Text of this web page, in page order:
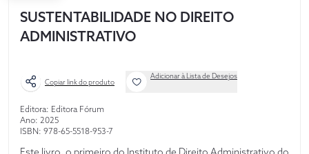
SUSTENTABILIDADE NO DIREITO
ADMINISTRATIVO
Copiar link do produto
Adicionar à Lista de Desejos
Editora: Editora Fórum
Ano: 2025
ISBN: 978-65-5518-953-7